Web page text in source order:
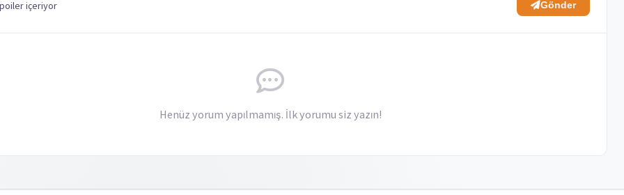
içeriyor Gönder
Henüz yorum yapılmamış. İlk yorumu siz yazın!